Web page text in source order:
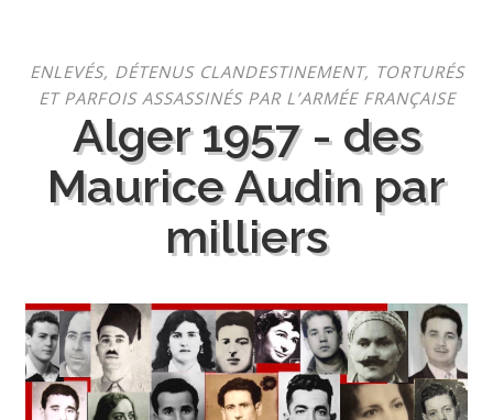
contenu
ENLEVÉS, DÉTENUS CLANDESTINEMENT, TORTURÉS
ET PARFOIS ASSASSINÉS PAR L’ARMÉE FRANÇAISE
Alger 1957 - des
Maurice Audin par
milliers